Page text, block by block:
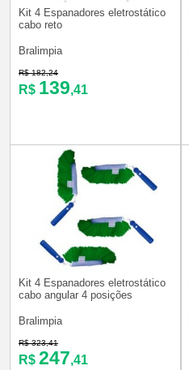
Kit 4 Espanadores eletrostático
cabo reto
Bralimpia
R$ 182,24
R$ 139,41
Kit 4 Espanadores eletrostático
cabo angular 4 posições
Bralimpia
R$ 323,41
R$ 247,41